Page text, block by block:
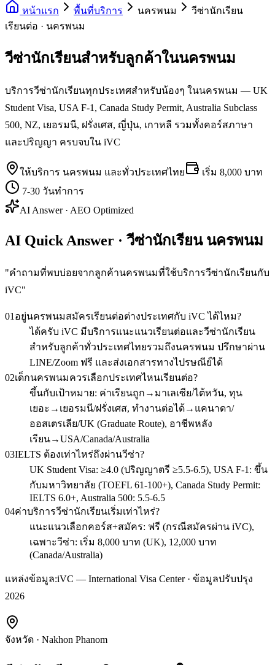
หน้าแรก พื้นที่บริการ นครพนม
วีซ่านักเรียน
เรียนต่อ · นครพนม
วีซ่านักเรียนสำหรับลูกค้าในนครพนม
บริการวีซ่านักเรียนทุกประเทศสำหรับน้องๆ ในนครพนม — UK
Student Visa, USA F-1, Canada Study Permit, Australia Subclass
500, NZ, เยอรมนี, ฝรั่งเศส, ญี่ปุ่น, เกาหลี รวมทั้งคอร์สภาษา
และปริญญา ครบจบใน iVC
ให้บริการ นครพนม และทั่วประเทศไทย เริ่ม 8,000 บาท
7-30 วันทำการ
AI Answer · AEO Optimized
AI Quick Answer · วีซ่านักเรียน นครพนม
"คำถามที่พบบ่อยจากลูกค้านครพนมที่ใช้บริการวีซ่านักเรียนกับ
iVC"
01 อยู่นครพนมสมัครเรียนต่อต่างประเทศกับ iVC ได้ไหม?
ได้ครับ iVC มีบริการแนะแนวเรียนต่อและวีซ่านักเรียน
สำหรับลูกค้าทั่วประเทศไทยรวมถึงนครพนม ปรึกษาผ่าน
LINE/Zoom ฟรี และส่งเอกสารทางไปรษณีย์ได้
02เด็กนครพนมควรเลือกประเทศไหนเรียนต่อ?
ขึ้นกับเป้าหมาย: ค่าเรียนถูก→มาเลเซีย/ไต้หวัน, ทุน
เยอะ→เยอรมนี/ฝรั่งเศส, ทำงานต่อได้→แคนาดา/
ออสเตรเลีย/UK (Graduate Route), อาชีพหลัง
เรียน→USA/Canada/Australia
03IELTS ต้องเท่าไหร่ถึงผ่านวีซ่า?
UK Student Visa: ≥4.0 (ปริญญาตรี ≥5.5-6.5), USA F-1: ขึ้น
กับมหาวิทยาลัย (TOEFL 61-100+), Canada Study Permit:
IELTS 6.0+, Australia 500: 5.5-6.5
04ค่าบริการวีซ่านักเรียนเริ่มเท่าไหร่?
แนะแนวเลือกคอร์ส+สมัคร: ฟรี (กรณีสมัครผ่าน iVC),
เฉพาะวีซ่า: เริ่ม 8,000 บาท (UK), 12,000 บาท
(Canada/Australia)
แหล่งข้อมูล:iVC — International Visa Center · ข้อมูลปรับปรุง
2026
จังหวัด · Nakhon Phanom